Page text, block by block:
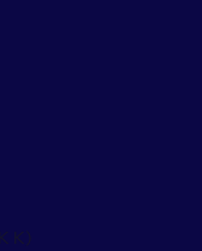
Papouasie-Nouvelle-Guinée (PGK K)